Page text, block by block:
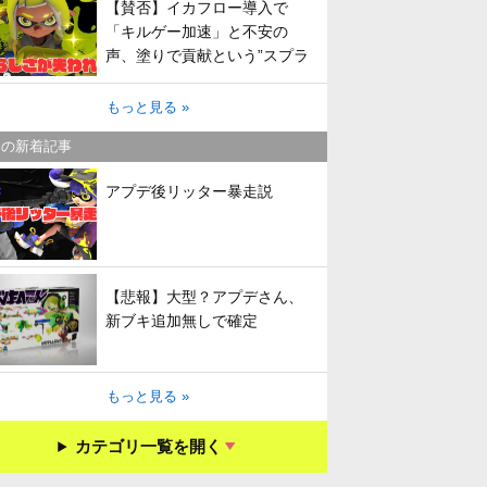
【賛否】イカフロー導入で
「キルゲー加速」と不安の
声、塗りで貢献という”スプラ
らしさ”は失われてしまうのか
もっと見る »
新着記事
アプデ後リッター暴走説
【悲報】大型？アプデさん、
新ブキ追加無しで確定
もっと見る »
カテゴリ一覧を開く